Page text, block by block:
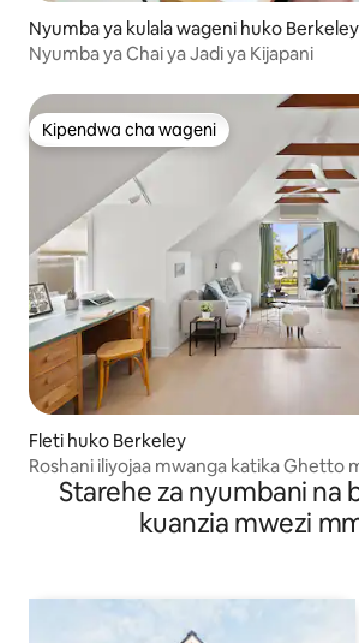
Nyumba ya kulala wageni huko Berkeley
Nyumba ya Chai ya Jadi ya Kijapani
Kipendwa cha wageni
Kipendwa cha wageni
Fleti huko Berkeley
Roshani iliyojaa mwanga katika Ghetto
Gourmet
Starehe za nyumbani na
kuanzia mwezi